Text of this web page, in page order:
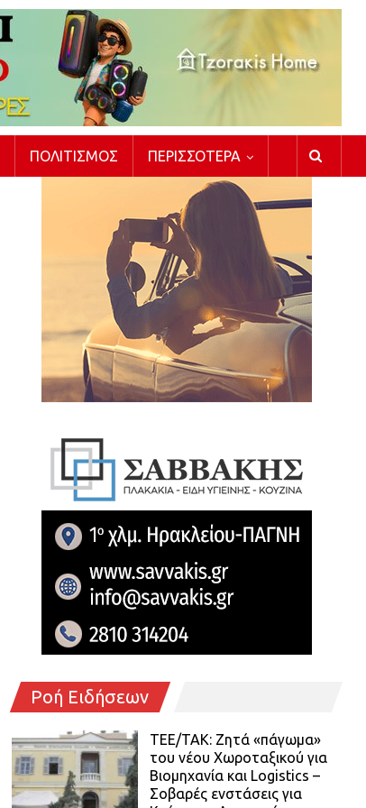
ΠΟΛΙΤΙΣΜΌΣ ΠΕΡΙΣΣΌΤΕΡΑ
Ροή Ειδήσεων
ΤΕΕ/ΤΑΚ: Ζητά «πάγωμα»
του νέου Χωροταξικού για
Βιομηχανία και Logistics –
Σοβαρές ενστάσεις για